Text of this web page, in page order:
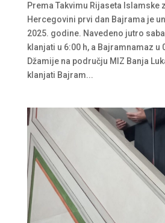
Prema Takvimu Rijaseta Islamske
Hercegovini prvi dan Bajrama je
2025. godine. Navedeno jutro
klanjati u 6:00 h, a Bajramnamaz u
Džamije na području MIZ Banja
klanjati Bajram...